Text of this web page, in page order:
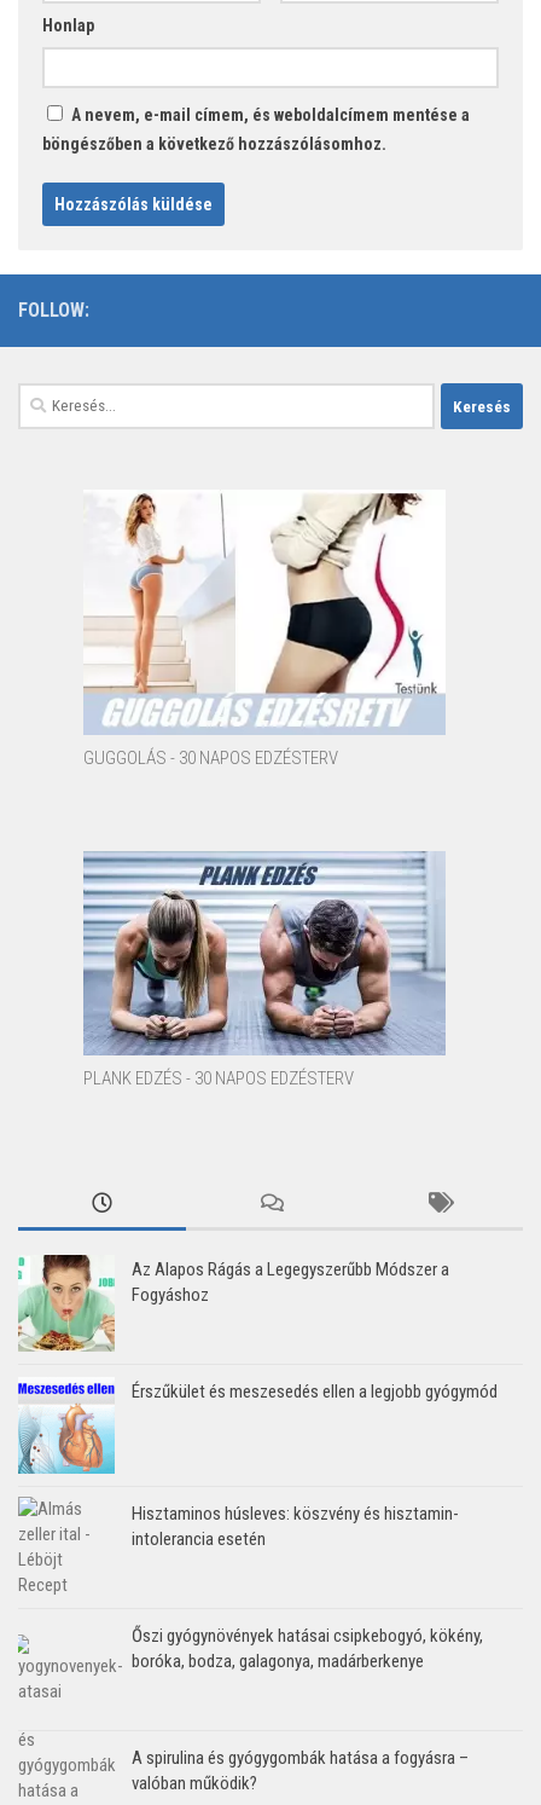
Honlap
A nevem, e-mail címem, és weboldalcímem mentése a
böngészőben a következő hozzászólásomhoz.
FOLLOW:
Keresés:
GUGGOLÁS - 30 NAPOS EDZÉSTERV
PLANK EDZÉS - 30 NAPOS EDZÉSTERV
Az Alapos Rágás a Legegyszerűbb Módszer a
Fogyáshoz
Érszűkület és meszesedés ellen a legjobb gyógymód
Hisztaminos húsleves: köszvény és hisztamin-
intolerancia esetén
Őszi gyógynövények hatásai csipkebogyó, kökény,
boróka, bodza, galagonya, madárberkenye
A spirulina és gyógygombák hatása a fogyásra –
valóban működik?